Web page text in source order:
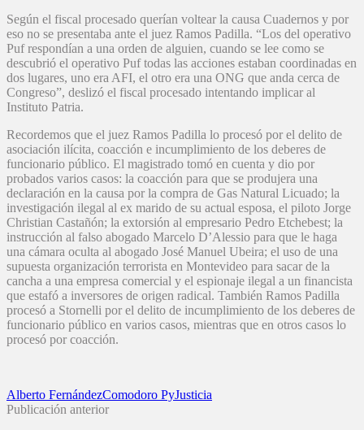
Según el fiscal procesado querían voltear la causa Cuadernos y por
eso no se presentaba ante el juez Ramos Padilla. “Los del operativo
Puf respondían a una orden de alguien, cuando se lee como se
descubrió el operativo Puf todas las acciones estaban coordinadas en
dos lugares, uno era AFI, el otro era una ONG que anda cerca de
Congreso”, deslizó el fiscal procesado intentando implicar al
Instituto Patria.
Recordemos que el juez Ramos Padilla lo procesó por el delito de
asociación ilícita, coacción e incumplimiento de los deberes de
funcionario público. El magistrado tomó en cuenta y dio por
probados varios casos: la coacción para que se produjera una
declaración en la causa por la compra de Gas Natural Licuado; la
investigación ilegal al ex marido de su actual esposa, el piloto Jorge
Christian Castañón; la extorsión al empresario Pedro Etchebest; la
instrucción al falso abogado Marcelo D’Alessio para que le haga
una cámara oculta al abogado José Manuel Ubeira; el uso de una
supuesta organización terrorista en Montevideo para sacar de la
cancha a una empresa comercial y el espionaje ilegal a un financista
que estafó a inversores de origen radical. También Ramos Padilla
procesó a Stornelli por el delito de incumplimiento de los deberes de
funcionario público en varios casos, mientras que en otros casos lo
procesó por coacción.
Alberto FernándezComodoro PyJusticia
Publicación anterior